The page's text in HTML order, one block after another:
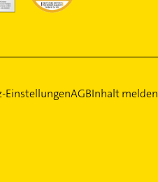
EinstellungenAGBInhalt melden